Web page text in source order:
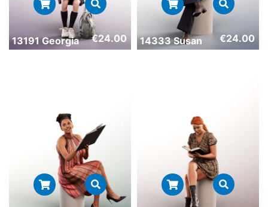
13191 Georgia €24.00 14333 Susan €24.00